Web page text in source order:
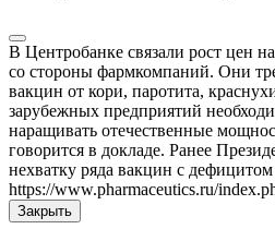
В Центробанке связали рост цен
со стороны фармкомпаний. Они
вакцин от кори, паротита,
зарубежных предприятий
наращивать отечественные
говорится в докладе. Ранее
нехватку ряда вакцин с
https://www.pharmaceutics.ru/
Закрыть